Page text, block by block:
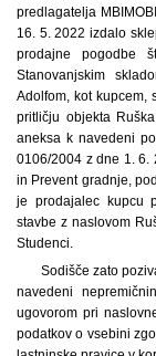
predlagatelja
16. 5. 2022 izdalo
prodajne pogodbe
Stanovanjskim
Adolfom, kot kupcem,
pritličju objekta
aneksa k navedeni
0106/2004 z dne 1. 6.
in Prevent gradnje,
je prodajalec kupcu
stavbe z naslovom
Studenci.
Sodišče zato
navedeni
ugovorom pri
podatkov o vsebini